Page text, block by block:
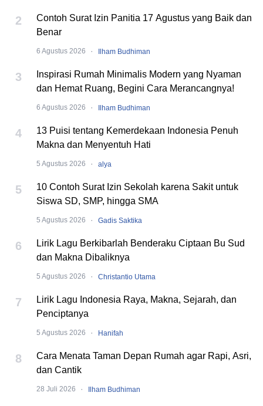
2
Contoh Surat Izin Panitia 17 Agustus yang Baik dan
Benar
6 Agustus 2026 · Ilham Budhiman
3
Inspirasi Rumah Minimalis Modern yang Nyaman
dan Hemat Ruang, Begini Cara Merancangnya!
6 Agustus 2026 · Ilham Budhiman
4
13 Puisi tentang Kemerdekaan Indonesia Penuh
Makna dan Menyentuh Hati
5 Agustus 2026 · alya
5
10 Contoh Surat Izin Sekolah karena Sakit untuk
Siswa SD, SMP, hingga SMA
5 Agustus 2026 · Gadis Saktika
6
Lirik Lagu Berkibarlah Benderaku Ciptaan Bu Sud
dan Makna Dibaliknya
5 Agustus 2026 · Christantio Utama
7
Lirik Lagu Indonesia Raya, Makna, Sejarah, dan
Penciptanya
5 Agustus 2026 · Hanifah
8
Cara Menata Taman Depan Rumah agar Rapi, Asri,
dan Cantik
28 Juli 2026 · Ilham Budhiman